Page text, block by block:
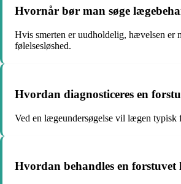
Hvornår bør man søge
Hvis smerten er uudholdelig, hævelsen er
følelsesløshed.
Hvordan diagnosticeres en
Ved en lægeundersøgelse vil lægen typisk
Hvordan behandles en forstuvet